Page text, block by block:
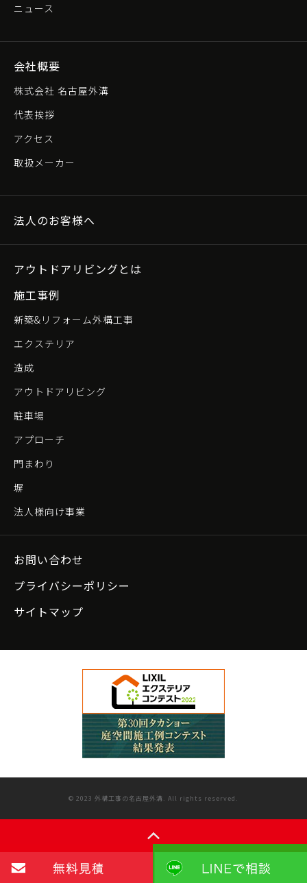
ニュース
会社概要
株式会社 名古屋外溝
代表挨拶
アクセス
取扱メーカー
法人のお客様へ
アウトドアリビングとは
施工事例
新築&リフォーム外構工事
エクステリア
造成
アウトドアリビング
駐車場
アプローチ
門まわり
塀
法人様向け事業
お問い合わせ
プライバシーポリシー
サイトマップ
© 2023 外構工事の名古屋外溝. All rights reserved.